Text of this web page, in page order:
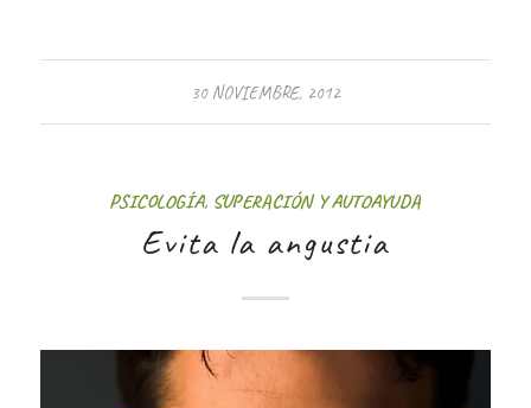
30 NOVIEMBRE, 2012
PSICOLOGÍA, SUPERACIÓN Y AUTOAYUDA
Evita la angustia